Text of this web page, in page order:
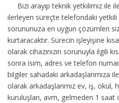
Bizi arayıp teknik yetkilimiz ile
ilerleyen süreçte telefondaki
sorununuza en uygun çözümleri
kurtaracaktır. Sürecin işleyişine
olarak cihazınızın sorunuyla ilgili
sonra isim, adres ve telefon
bilgiler sahadaki arkadaşlarımıza
olarak arkadaşlarımız ev, iş, okul,
kuruluşları, avm, gelmeden 1